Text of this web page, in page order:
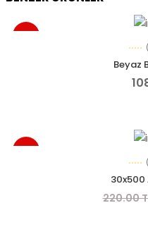
Beyaz
30x500
220.00